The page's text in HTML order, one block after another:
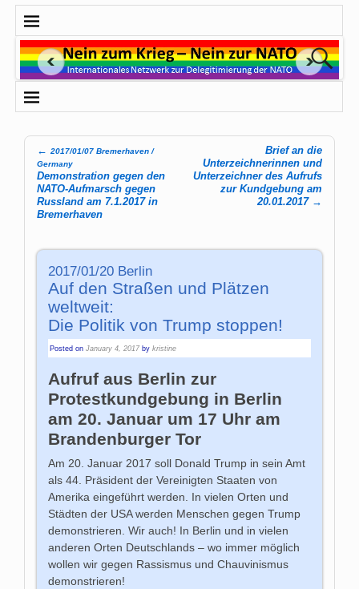
Post navigation
← 2017/01/07 Bremerhaven /
Germany
Demonstration gegen den
NATO-Aufmarsch gegen
Russland am 7.1.2017 in
Bremerhaven
Brief an die
Unterzeichnerinnen und
Unterzeichner des Aufrufs
zur Kundgebung am
20.01.2017 →
2017/01/20 Berlin
Auf den Straßen und Plätzen
weltweit:
Die Politik von Trump stoppen!
Posted onJanuary 4, 2017 bykristine
Aufruf aus Berlin zur
Protestkundgebung in Berlin
am 20. Januar um 17 Uhr am
Brandenburger Tor
Am 20. Januar 2017 soll Donald Trump in sein Amt
als 44. Präsident der Vereinigten Staaten von
Amerika eingeführt werden. In vielen Orten und
Städten der USA werden Menschen gegen Trump
demonstrieren. Wir auch! In Berlin und in vielen
anderen Orten Deutschlands – wo immer möglich
wollen wir gegen Rassismus und Chauvinismus
demonstrieren!